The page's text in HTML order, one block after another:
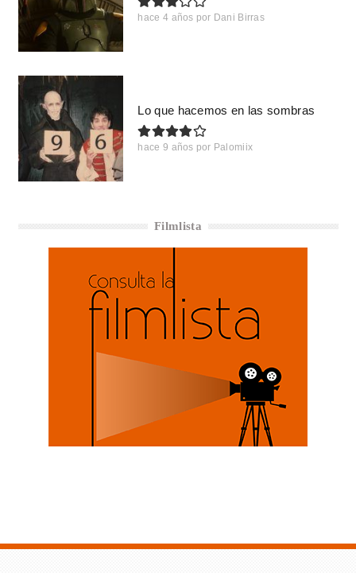
hace 4 años por Dani Birras
Lo que hacemos en las sombras
hace 9 años por Palomiix
Filmlista